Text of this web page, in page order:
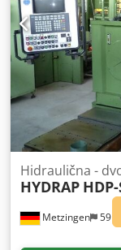
Metzingen 591
Hidraulična -
HYDRAP